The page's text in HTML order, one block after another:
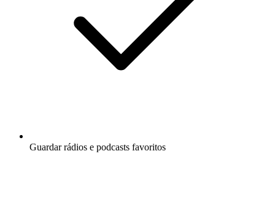
Guardar rádios e podcasts favoritos